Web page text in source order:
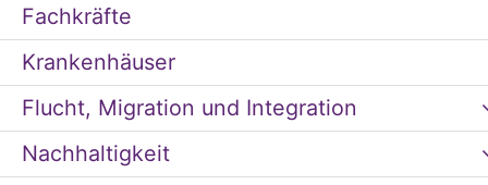
Fachkräfte
Krankenhäuser
Flucht, Migration und Integration
Nachhaltigkeit